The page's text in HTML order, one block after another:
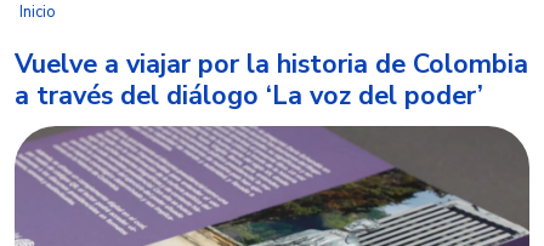
Inicio
Vuelve a viajar por la historia de Colombia
a través del diálogo ‘La voz del poder’